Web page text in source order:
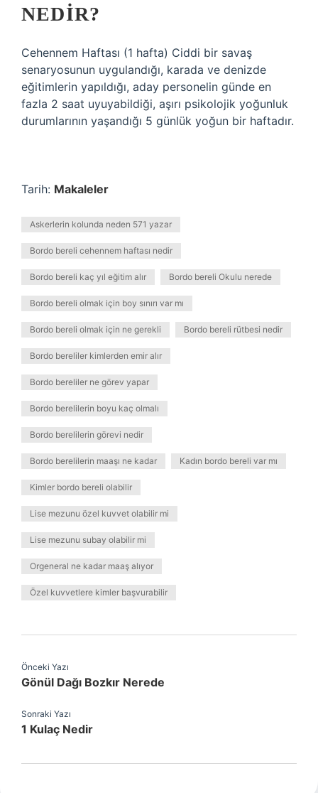
NEDIR?
Cehennem Haftası (1 hafta) Ciddi bir savaş
senaryosunun uygulandığı, karada ve denizde
eğitimlerin yapıldığı, aday personelin günde en
fazla 2 saat uyuyabildiği, aşırı psikolojik yoğunluk
durumlarının yaşandığı 5 günlük yoğun bir haftadır.
Tarih: Makaleler
Askerlerin kolunda neden 571 yazar
Bordo bereli cehennem haftası nedir
Bordo bereli kaç yıl eğitim alır Bordo bereli Okulu nerede
Bordo bereli olmak için boy sınırı var mı
Bordo bereli olmak için ne gerekli Bordo bereli rütbesi nedir
Bordo bereliler kimlerden emir alır
Bordo bereliler ne görev yapar
Bordo berelilerin boyu kaç olmalı
Bordo berelilerin görevi nedir
Bordo berelilerin maaşı ne kadar Kadın bordo bereli var mı
Kimler bordo bereli olabilir
Lise mezunu özel kuvvet olabilir mi
Lise mezunu subay olabilir mi
Orgeneral ne kadar maaş alıyor
Özel kuvvetlere kimler başvurabilir
Önceki Yazı
Gönül Dağı Bozkır Nerede
Sonraki Yazı
1 Kulaç Nedir